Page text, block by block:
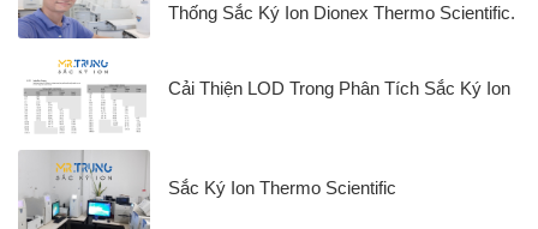
Thống Sắc Ký Ion Dionex Thermo Scientific.
Cải Thiện LOD Trong Phân Tích Sắc Ký Ion
Sắc Ký Ion Thermo Scientific